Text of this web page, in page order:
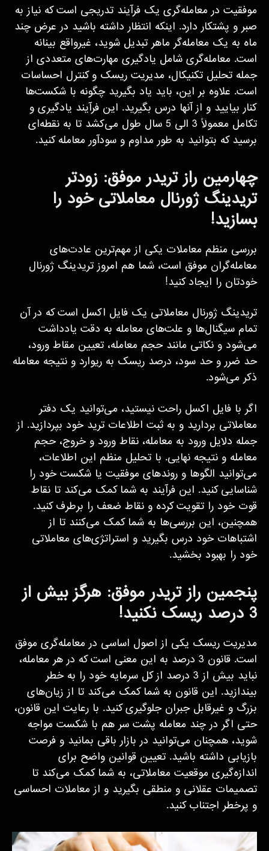
موفقیت در معامله‌گری یک فرآیند تدریجی است که نیاز به
صبر و پشتکار دارد. اینکه انتظار داشته باشید در عرض چند
ماه به یک معامله‌گر ماهر تبدیل شوید، غیرواقع‌ بینانه
است. معامله‌گری شامل یادگیری مهارت‌های متعددی از
جمله تحلیل تکنیکال، مدیریت ریسک و کنترل احساسات
است. علاوه بر این، باید یاد بگیرید چگونه با شکست‌ها
کنار بیایید و از آنها درس بگیرید. این فرآیند یادگیری و
تکامل معمولاً 3 الی 5 سال طول می‌کشد تا به نقطه‌ای
برسید که بتوانید به طور مداوم و سودآور معامله کنید.
چهارمین راز تریدر موفق: زودتر
تریدینگ ژورنال معاملاتی خود را
بسازید!
بررسی منظم معاملات یکی از مهم‌ترین عادت‌های
معامله‌گران موفق است، شما هم امروز تریدینگ ژورنال
خودتان را ایجاد کنید!
تریدینگ ژورنال معاملاتی یک فایل اکسل است که در آن
تمام سیگنال‌ها و علت‌های معامله به دقت یادداشت
می‌شود و نکاتی مانند حجم معامله، تعیین مقاط ورود،
حد ضرر و حد سود، درصد ریسک به ریوارد و نتیجه معامله
ذکر می‌شود.
اگر با فایل اکسل راحت نیستید، می‌توانید یک دفتر
معاملاتی بردارید و به ثبت اطلاعات ترید خود بپردازید. از
جمله دلایل ورود به معامله، نقاط ورود و خروج، حجم
معامله و نتیجه نهایی. با تحلیل منظم این اطلاعات،
می‌توانید الگوها و روندهای موفقیت یا شکست خود را
شناسایی کنید. این فرآیند به شما کمک می‌کند تا نقاط
قوت خود را تقویت کرده و نقاط ضعف را برطرف کنید.
همچنین، این بررسی‌ها به شما کمک می‌کنند تا از
اشتباهات خود درس بگیرید و استراتژی‌های معاملاتی
خود را بهبود بخشید.
پنجمین راز تریدر موفق: هرگز بیش از
3 درصد ریسک نکنید!
مدیریت ریسک یکی از اصول اساسی در معامله‌گری موفق
است. قانون 3 درصد به این معنی است که در هر معامله،
نباید بیش از 3 درصد از کل سرمایه خود را به خطر
بیندازید. این قانون به شما کمک می‌کند تا از زیان‌های
بزرگ و غیرقابل جبران جلوگیری کنید. با رعایت این قانون،
حتی اگر در چند معامله پشت سر هم با شکست مواجه
شوید، همچنان می‌توانید در بازار باقی بمانید و فرصت
بازیابی داشته باشید. تعیین قوانین واضح برای
اندازه‌گیری موقعیت معاملاتی، به شما کمک می‌کند تا
تصمیمات عقلانی و منطقی بگیرید و از معاملات احساسی
و پرخطر اجتناب کنید.